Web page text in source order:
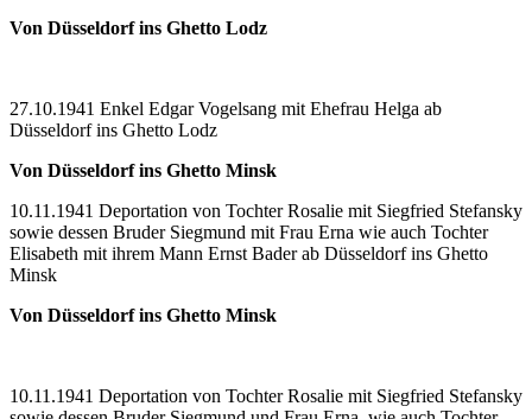
Von Düsseldorf ins Ghetto Lodz
27.10.1941 Enkel Edgar Vogelsang mit Ehefrau Helga ab
Düsseldorf ins Ghetto Lodz
Von Düsseldorf ins Ghetto Minsk
10.11.1941 Deportation von Tochter Rosalie mit Siegfried Stefansky
sowie dessen Bruder Siegmund mit Frau Erna wie auch Tochter
Elisabeth mit ihrem Mann Ernst Bader ab Düsseldorf ins Ghetto
Minsk
Von Düsseldorf ins Ghetto Minsk
10.11.1941 Deportation von Tochter Rosalie mit Siegfried Stefansky